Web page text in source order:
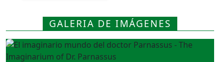
GALERIA DE IMÁGENES